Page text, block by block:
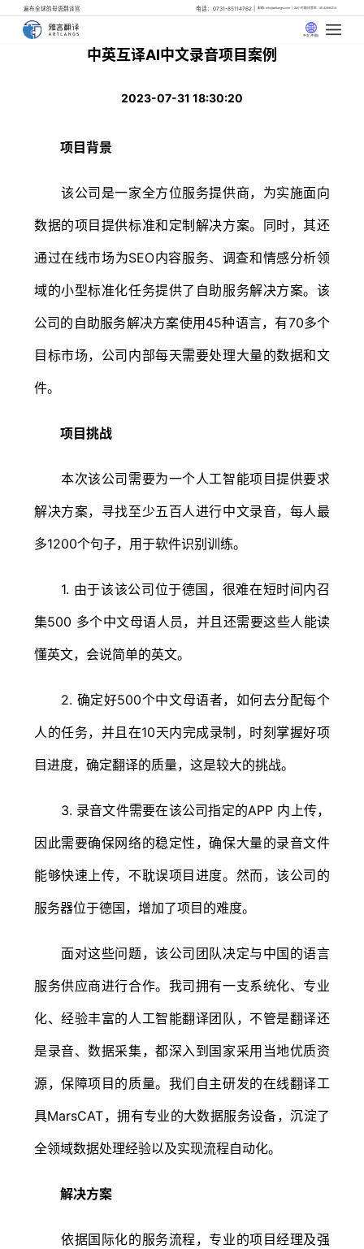
遍布全球的母语翻译官 电话：0731-85114762 邮箱: info@artlangs.com 24小时翻译管家: 18142666316
中文 (中国)
中英互译AI中文录音项目案例
2023-07-31 18:30:20
项目背景
该公司是一家全方位服务提供商，为实施面向
数据的项目提供标准和定制解决方案。同时，其还
通过在线市场为SEO内容服务、调查和情感分析领
域的小型标准化任务提供了自助服务解决方案。该
公司的自助服务解决方案使用45种语言，有70多个
目标市场，公司内部每天需要处理大量的数据和文
件。
项目挑战
本次该公司需要为一个人工智能项目提供要求
解决方案，寻找至少五百人进行中文录音，每人最
多1200个句子，用于软件识别训练。
1. 由于该该公司位于德国，很难在短时间内召
集500 多个中文母语人员，并且还需要这些人能读
懂英文，会说简单的英文。
2. 确定好500个中文母语者，如何去分配每个
人的任务，并且在10天内完成录制，时刻掌握好项
目进度，确定翻译的质量，这是较大的挑战。
3. 录音文件需要在该公司指定的APP 内上传，
因此需要确保网络的稳定性，确保大量的录音文件
能够快速上传，不耽误项目进度。然而，该公司的
服务器位于德国，增加了项目的难度。
面对这些问题，该公司团队决定与中国的语言
服务供应商进行合作。我司拥有一支系统化、专业
化、经验丰富的人工智能翻译团队，不管是翻译还
是录音、数据采集，都深入到国家采用当地优质资
源，保障项目的质量。我们自主研发的在线翻译工
具MarsCAT，拥有专业的大数据服务设备，沉淀了
全领域数据处理经验以及实现流程自动化。
解决方案
依据国际化的服务流程，专业的项目经理及强